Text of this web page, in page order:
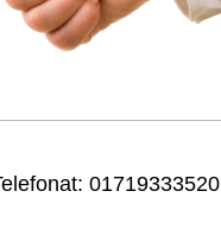
01719333520